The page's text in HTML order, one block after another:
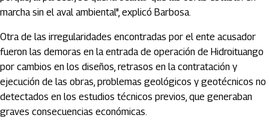
marcha sin el aval ambiental", explicó Barbosa.
Otra de las irregularidades encontradas por el ente acusador
fueron las demoras en la entrada de operación de Hidroituango
por cambios en los diseños, retrasos en la contratación y
ejecución de las obras, problemas geológicos y geotécnicos no
detectados en los estudios técnicos previos, que generaban
graves consecuencias económicas.